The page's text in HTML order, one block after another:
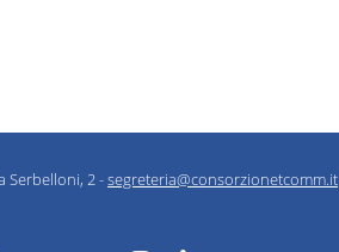
Serbelloni, 2 -segreteria@consorzionetcomm.it